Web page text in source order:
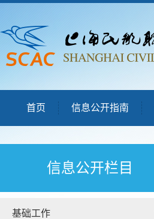
首页 信息公开指南
信息公开栏目
基础工作